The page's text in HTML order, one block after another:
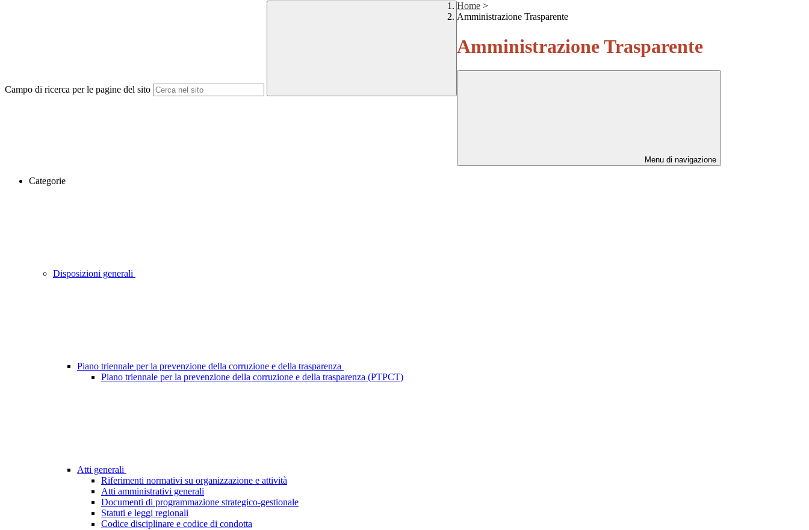
Campo di ricerca per le pagine del sito
Home >
Amministrazione Trasparente
Amministrazione Trasparente
Menu di navigazione
Categorie
Disposizioni generali
Piano triennale per la prevenzione della corruzione e della trasparenza
Piano triennale per la prevenzione della corruzione e della trasparenza (PTPCT)
Atti generali
Riferimenti normativi su organizzazione e attività
Atti amministrativi generali
Documenti di programmazione strategico-gestionale
Statuti e leggi regionali
Codice disciplinare e codice di condotta